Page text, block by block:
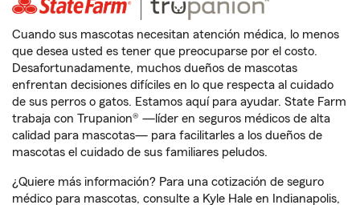
Cuando sus mascotas necesitan atención médica, lo menos
que desea usted es tener que preocuparse por el costo.
Desafortunadamente, muchos dueños de mascotas
enfrentan decisiones difíciles en lo que respecta al cuidado
de sus perros o gatos. Estamos aquí para ayudar. State Farm
trabaja con Trupanion® —líder en seguros médicos de alta
calidad para mascotas— para facilitarles a los dueños de
mascotas el cuidado de sus familiares peludos.
¿Quiere más información? Para una cotización de seguro
médico para mascotas, consulte a Kyle Hale en Indianapolis,